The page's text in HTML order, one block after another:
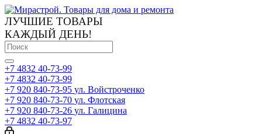
ЛУЧШИЕ ТОВАРЫ
КАЖДЫЙ ДЕНЬ!
+7 4832 40-73-99
+7 4832 40-73-99
+7 920 840-73-95 ул. Войстроченко
+7 920 840-73-70 ул. Флотская
+7 920 840-73-26 ул. Галицина
+7 4832 40-73-97